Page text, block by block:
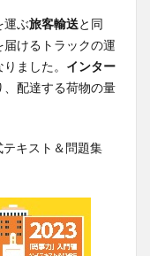
運ぶ旅客輸送と同
届けるトラックの運
ました。 インター
、配達する荷物の量
キスト＆問題集